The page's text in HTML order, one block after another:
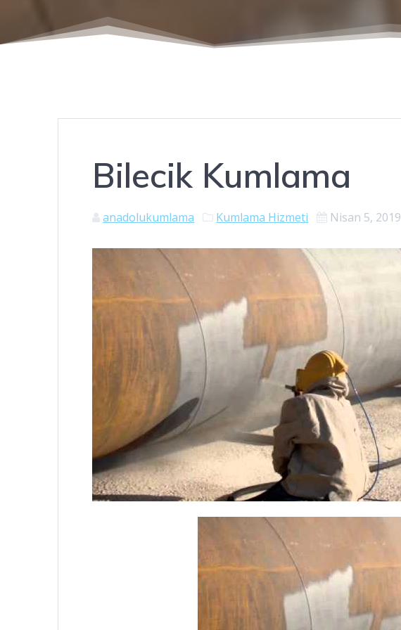
Bilecik Kumlama
anadolukumlama Kumlama Hizmeti Nisan 5, 2019